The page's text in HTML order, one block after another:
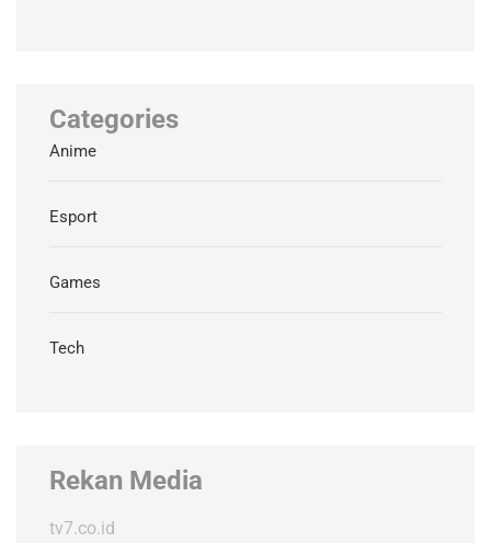
Categories
Anime
Esport
Games
Tech
Rekan Media
tv7.co.id